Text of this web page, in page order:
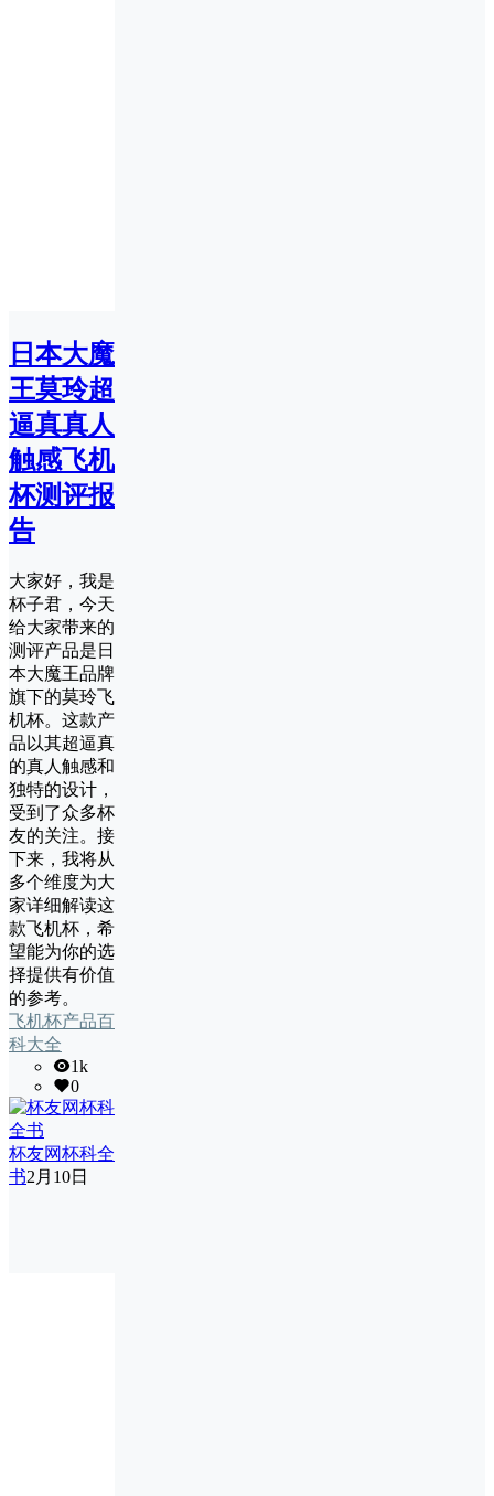
日本大魔
王莫玲超
逼真真人
触感飞机
杯测评报
告
大家好，我是
杯子君，今天
给大家带来的
测评产品是日
本大魔王品牌
旗下的莫玲飞
机杯。这款产
品以其超逼真
的真人触感和
独特的设计，
受到了众多杯
友的关注。接
下来，我将从
多个维度为大
家详细解读这
款飞机杯，希
望能为你的选
择提供有价值
的参考。
飞机杯产品百
科大全
1k
0
杯友网杯科全
书2月10日